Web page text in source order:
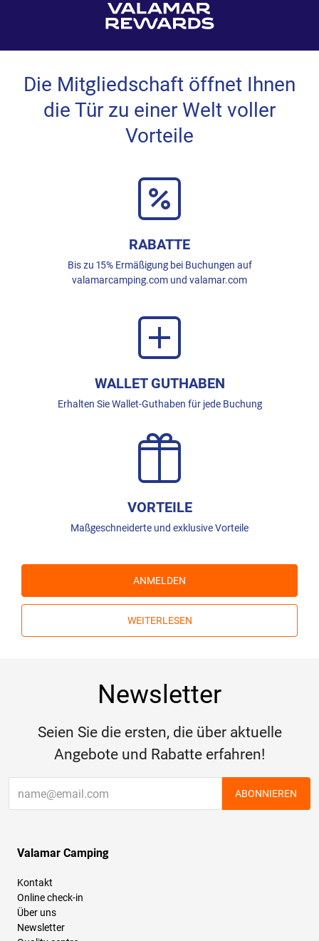
Die Mitgliedschaft öffnet Ihnen
die Tür zu einer Welt voller
Vorteile
RABATTE
Bis zu 15% Ermäßigung bei Buchungen auf
valamarcamping.com und valamar.com
WALLET GUTHABEN
Erhalten Sie Wallet-Guthaben für jede Buchung
VORTEILE
Maßgeschneiderte und exklusive Vorteile
ANMELDEN
WEITERLESEN
Newsletter
Seien Sie die ersten, die über aktuelle
Angebote und Rabatte erfahren!
ABONNIEREN
Valamar Camping
Kontakt
Online check-in
Über uns
Newsletter